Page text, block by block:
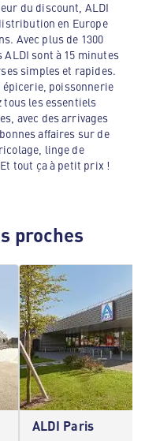
du discount, ALDI
en Europe
Avec plus de 1300
sont à 15 minutes
simples et rapides.
poissonnerie
tous les essentiels
avec des arrivages
affaires sur de
linge de
tout ça à petit prix !
proches
ALDI Paris